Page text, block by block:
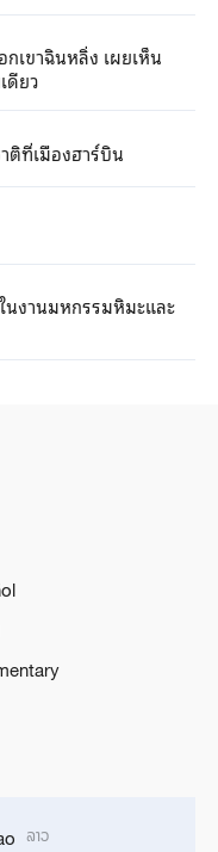
เขาฉินหลิ่ง เผยเห็น
ดียว
ติที่เมืองฮาร์บิน
นงานมหกรรมหิมะและ
ລາວ